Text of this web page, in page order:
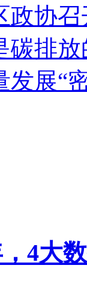
政协
碳排
发展“
4大